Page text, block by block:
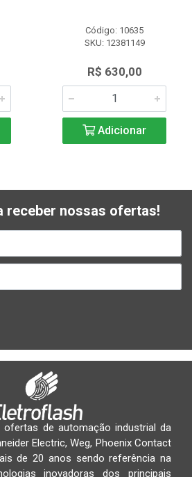
Código: 10635
SKU: 12381149
R$ 630,00
Adicionar
receber nossas ofertas!
ofertas de automação industrial da
Electric, Weg, Phoenix Contact
de 20 anos sendo referência na
inovadoras dos principais